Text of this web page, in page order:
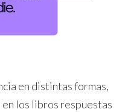
en distintas formas,
los libros respuestas